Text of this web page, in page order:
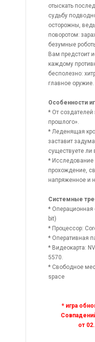
отыскать
судьбу
осторожны,
поворотом:
безумные
Вам предстоит
каждому
бесполезно:
главное оружие.
Особенности
* От создателей
прошлого».
* Леденящая
заставит
существуете
* Исследование
прохождение,
напряженное и
Системные
* Операционная
bit)
* Процессор:
* Оперативная
* Видеокарта:
5570.
* Свободное
space
* игра
от